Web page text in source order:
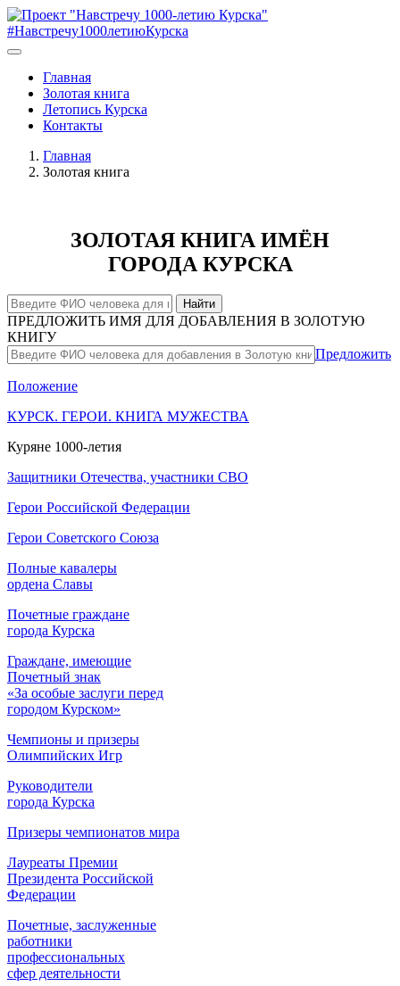
#Навстречу1000летиюКурска
Главная
Золотая книга
Летопись Курска
Контакты
Главная
Золотая книга
ЗОЛОТАЯ КНИГА ИМЁН
ГОРОДА КУРСКА
Найти
ПРЕДЛОЖИТЬ ИМЯ ДЛЯ ДОБАВЛЕНИЯ В ЗОЛОТУЮ
КНИГУ
Предложить
Положение
КУРСК. ГЕРОИ. КНИГА МУЖЕСТВА
Куряне 1000-летия
Защитники Отечества, участники СВО
Герои Российской Федерации
Герои Советского Союза
Полные кавалеры
ордена Славы
Почетные граждане
города Курска
Граждане, имеющие
Почетный знак
«За особые заслуги перед
городом Курском»
Чемпионы и призеры
Олимпийских Игр
Руководители
города Курска
Призеры чемпионатов мира
Лауреаты Премии
Президента Российской
Федерации
Почетные, заслуженные
работники
профессиональных
сфер деятельности